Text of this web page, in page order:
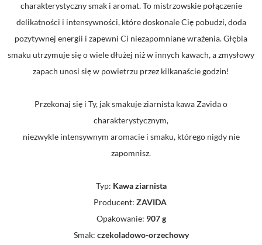
charakterystyczny smak i aromat. To mistrzowskie połączenie
delikatności i intensywności, które doskonale Cię pobudzi, doda
pozytywnej energii i zapewni Ci niezapomniane wrażenia. Głębia
smaku utrzymuje się o wiele dłużej niż w innych kawach, a zmysłowy
zapach unosi się w powietrzu przez kilkanaście godzin!
Przekonaj się i Ty, jak smakuje ziarnista kawa Zavida o
charakterystycznym,
niezwykle intensywnym aromacie i smaku, którego nigdy nie
zapomnisz.
Typ: Kawaziarnista
Producent: ZAVIDA
Opakowanie: 907 g
Smak: czekoladowo-orzechowy